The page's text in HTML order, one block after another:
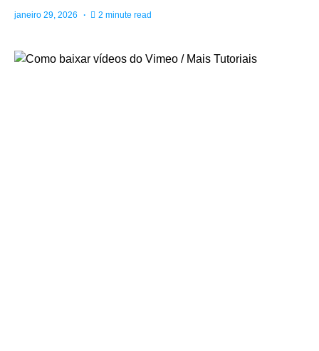
janeiro 29, 2026 2 minute read